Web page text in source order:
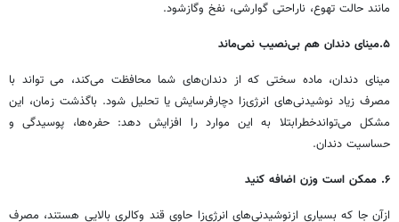
مانند حالت تهوع، ناراحتی گوارشی، نفخ وگازشود.
۵. مینای دندان هم بی‌نصیب نمی‌ماند
مینای دندان، ماده سختی که از دندان‌های شما محافظت می‌کند، می تواند با
مصرف زیاد نوشیدنی‌های انرژی‌زا دچارفرسایش یا تحلیل شود. باگذشت زمان، این
مشکل می‌تواندخطرابتلا به این موارد را افزایش دهد: حفره‌ها، پوسیدگی و
حساسیت دندان.
۶. ممکن است وزن اضافه کنید
ازآن جا که بسیاری ازنوشیدنی‌های انرژی‌زا حاوی قند وکالری بالایی هستند، مصرف